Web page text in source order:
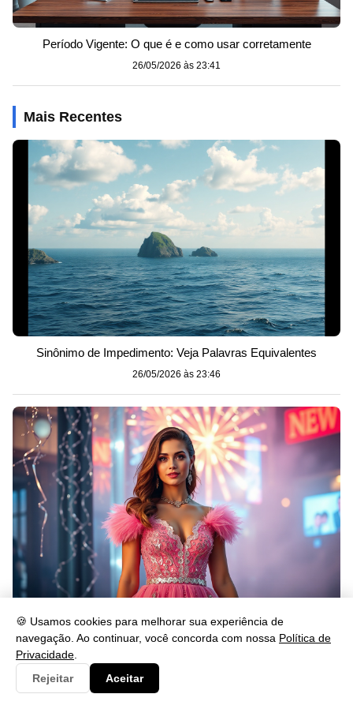
🍪 Usamos cookies para melhorar sua experiência de
navegação. Ao continuar, você concorda com nossa Política de
Privacidade
Rejeitar
Aceitar
Período Vigente: O que é e como usar corretamente
26/05/2026 às 23:41
Mais Recentes
Sinônimo de Impedimento: Veja Palavras Equivalentes
26/05/2026 às 23:46
O que Significa Passar o Ano Novo de Rosa?
26/05/2026 às 23:46